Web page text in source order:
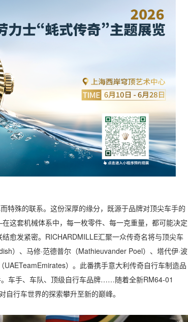
特殊的联系。这份深厚的缘分，既源于品牌对顶尖车手的
这套机械体系中，每一枚零件、每一克重量，都可能决定
愈发紧密。RICHARDMILLE汇聚一众传奇名将与顶尖车
）、马修·范德普尔（Mathieuvander Poel）、塔代伊·波
）。此番携手意大利传奇自行车制造品
车手、车队、顶级自行车品牌……随着全新RM64-01
行车世界的探索攀升至新的巅峰。